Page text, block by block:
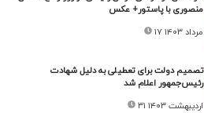
منصوری با پاستور+ عکس
۱۷ مرداد ۱۴۰۳
تصمیم دولت برای تعطیلی به دلیل شهادت
رئیس‌جمهور اعلام شد
۳۱ اردیبهشت ۱۴۰۳